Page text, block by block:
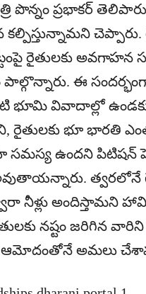
పొన్నం ప్రభాకర్‌
చెప్పారు.
రైతులకు అవగాహన
పాల్గొన్నారు. ఈ
భూమి వివాదాల్లో
రైతులకు భూ భారతి
సమస్య ఉందని పిటిషన్‌
త్వరలోనే
నీళ్లు అందిస్తామని
నష్టం జరిగిన
ఆమోదంతోనే అమలు